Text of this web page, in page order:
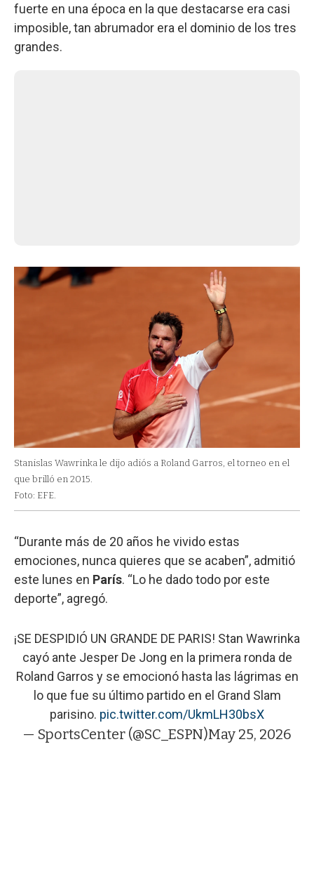
fuerte en una época en la que destacarse era casi
imposible, tan abrumador era el dominio de los tres
grandes.
Stanislas Wawrinka le dijo adiós a Roland Garros, el torneo en el
que brilló en 2015.
Foto: EFE.
“Durante más de 20 años he vivido estas
emociones, nunca quieres que se acaben”, admitió
este lunes en París. “Lo he dado todo por este
deporte”, agregó.
¡SE DESPIDIÓ UN GRANDE DE PARIS! Stan Wawrinka
cayó ante Jesper De Jong en la primera ronda de
Roland Garros y se emocionó hasta las lágrimas en
lo que fue su último partido en el Grand Slam
parisino. pic.twitter.com/UkmLH30bsX
— SportsCenter (@SC_ESPN)May 25, 2026